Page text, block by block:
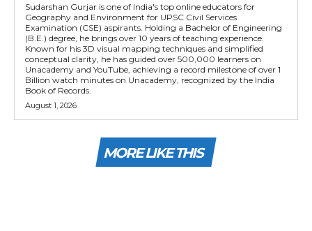
Sudarshan Gurjar is one of India's top online educators for
Geography and Environment for UPSC Civil Services
Examination (CSE) aspirants. Holding a Bachelor of Engineering
(B.E.) degree, he brings over 10 years of teaching experience.
Known for his 3D visual mapping techniques and simplified
conceptual clarity, he has guided over 500,000 learners on
Unacademy and YouTube, achieving a record milestone of over 1
Billion watch minutes on Unacademy, recognized by the India
Book of Records.
August 1, 2026
MORE LIKE THIS